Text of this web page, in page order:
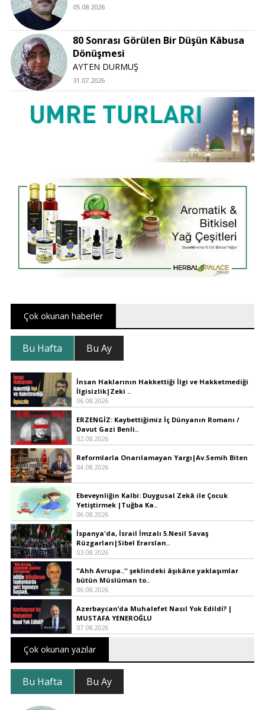
05.08.2026
80 Sonrası Görülen Bir Düşün Kâbusa
Dönüşmesi
AYTEN DURMUŞ
31.07.2026
Çok okunan haberler
Bu Hafta Bu Ay
İnsan Haklarının Hakkettiği İlgi ve Hakketmediği
İlgisizlik|Zeki ..
06.08.2026
ERZENGİZ: Kaybettiğimiz İç Dünyanın Romanı /
Davut Gazi Benli..
02.08.2026
Reformlarla Onarılamayan Yargı|Av.Semih Biten
04.08.2026
Ebeveynliğin Kalbi: Duygusal Zekâ ile Çocuk
Yetiştirmek |Tuğba Ka..
06.08.2026
İspanya'da, İsrail İmzalı 5.Nesil Savaş
Rüzgarları|Sibel Erarslan..
03.08.2026
''Ahh Avrupa..'' şeklindeki âşıkâne yaklaşımlar
bütün Müslüman to..
06.08.2026
Azerbaycan’da Muhalefet Nasıl Yok Edildi? |
MUSTAFA YENEROĞLU
07.08.2026
Çok okunan yazılar
Bu Hafta Bu Ay